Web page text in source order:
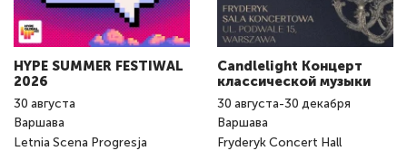
HYPE SUMMER FESTIWAL
2026
30 августа
Варшава
Letnia Scena Progresja
Candlelight Концерт
классической музыки
30 августа-30 декабря
Варшава
Fryderyk Concert Hall